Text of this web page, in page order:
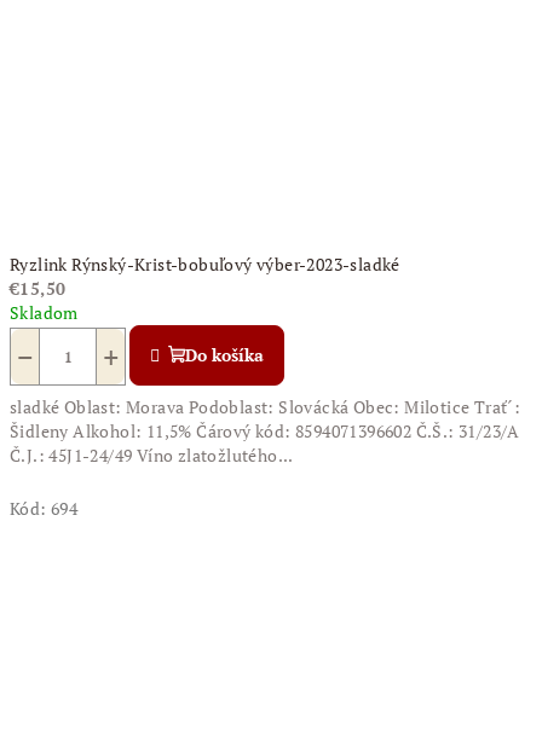
Ryzlink Rýnský-Krist-bobuľový výber-2023-sladké
€15,50
Skladom
+
− Do košíka
sladké Oblast: Morava Podoblast: Slovácká Obec: Milotice Trať´:
Šidleny Alkohol: 11,5% Čárový kód: 8594071396602 Č.Š.: 31/23/A
Č.J.: 45J1-24/49 Víno zlatožlutého...
Kód: 694